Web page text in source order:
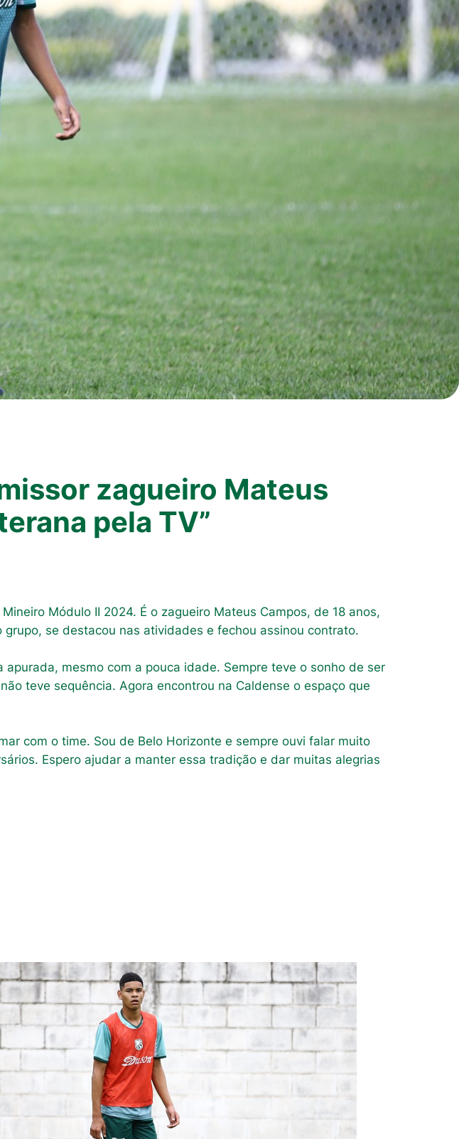
zagueiro Mateus
pela TV”
Módulo II 2024. É o zagueiro Mateus Campos, de 18 anos,
se destacou nas atividades e fechou assinou contrato.
mesmo com a pouca idade. Sempre teve o sonho de ser
teve sequência. Agora encontrou na Caldense o espaço que
com o time. Sou de Belo Horizonte e sempre ouvi falar muito
Espero ajudar a manter essa tradição e dar muitas alegrias